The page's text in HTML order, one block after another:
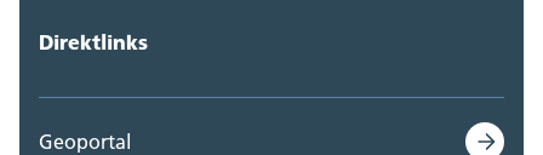
Direktlinks
Geoportal